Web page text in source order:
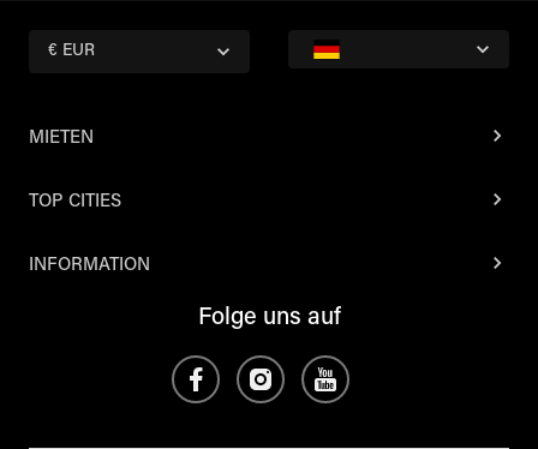
€ EUR
MIETEN
TOP CITIES
INFORMATION
Folge uns auf